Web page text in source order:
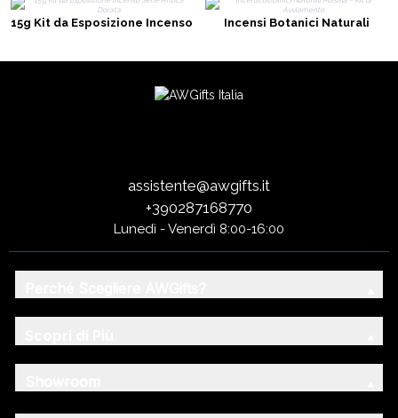
15g Kit da Esposizione Incenso
Incensi Botanici Naturali
assistente@awgifts.it
+390287168770
Lunedì - Venerdì 8:00-16:00